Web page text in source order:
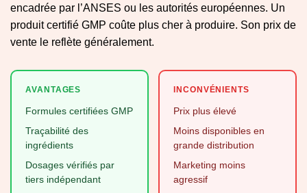
encadrée par l’ANSES ou les autorités européennes. Un
produit certifié GMP coûte plus cher à produire. Son prix de
vente le reflète généralement.
AVANTAGES
Formules certifiées GMP
Traçabilité des
ingrédients
Dosages vérifiés par
tiers indépendant
INCONVÉNIENTS
Prix plus élevé
Moins disponibles en
grande distribution
Marketing moins
agressif